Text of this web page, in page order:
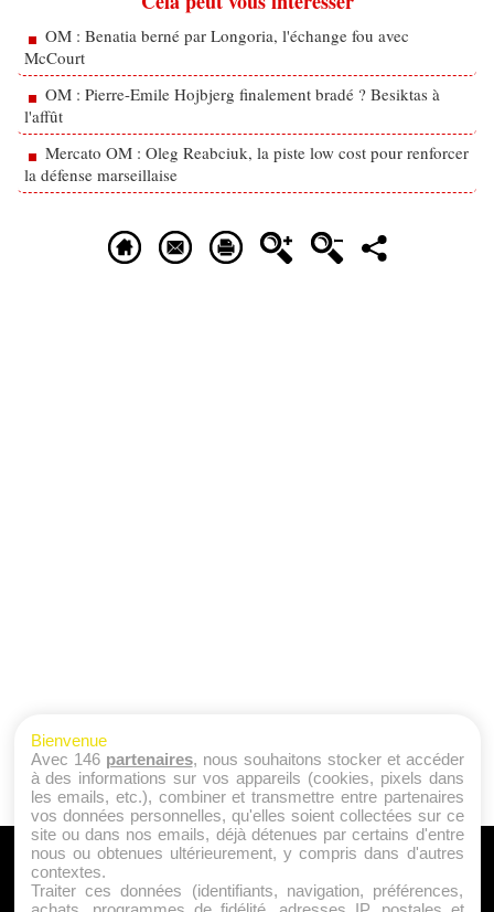
OM : Benatia berné par Longoria, l'échange fou avec
McCourt
OM : Pierre-Emile Hojbjerg finalement bradé ? Besiktas à
l'affût
Mercato OM : Oleg Reabciuk, la piste low cost pour renforcer
la défense marseillaise
A PROPOS
Qui sommes nous ?
Bienvenue
Avec 146 partenaires, nous souhaitons stocker et accéder
à des informations sur vos appareils (cookies, pixels dans
les emails, etc.), combiner et transmettre entre partenaires
vos données personnelles, qu'elles soient collectées sur ce
site ou dans nos emails, déjà détenues par certains d'entre
nous ou obtenues ultérieurement, y compris dans d'autres
contextes.
Traiter ces données (identifiants, navigation, préférences,